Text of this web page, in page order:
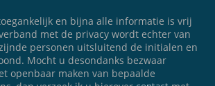
en bijna alle informatie is vrij
met de privacy wordt echter van
personen uitsluitend de initialen en
Mocht u desondanks bezwaar
openbaar maken van bepaalde